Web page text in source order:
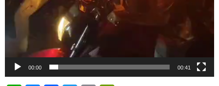
00:00 00:41